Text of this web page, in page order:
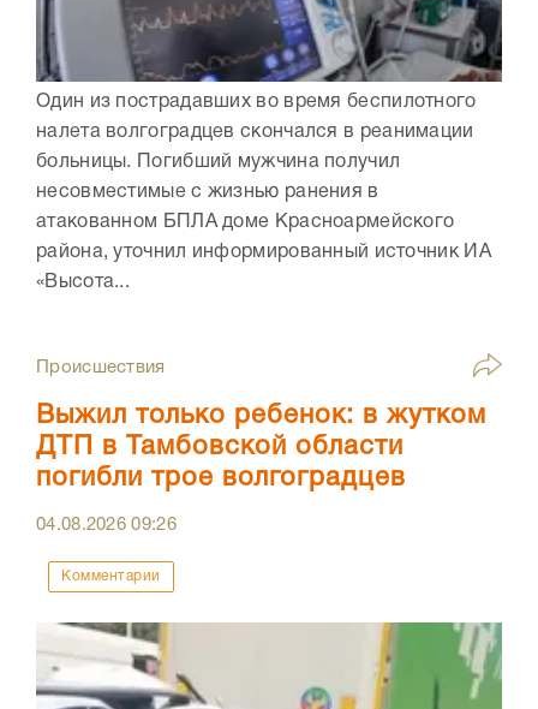
Один из пострадавших во время беспилотного
налета волгоградцев скончался в реанимации
больницы. Погибший мужчина получил
несовместимые с жизнью ранения в
атакованном БПЛА доме Красноармейского
района, уточнил информированный источник ИА
«Высота...
Происшествия
Выжил только ребенок: в жутком
ДТП в Тамбовской области
погибли трое волгоградцев
04.08.202609:26
Комментарии